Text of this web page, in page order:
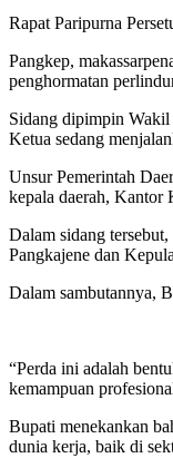
Rapat Paripurna
Pangkep,
penghormatan
Sidang dipimpin
Ketua sedang
Unsur Pemerintah
kepala daerah, Kantor
Dalam sidang
Pangkajene dan
Dalam sambutannya,
“Perda ini adalah
kemampuan
Bupati menekankan
dunia kerja, baik di